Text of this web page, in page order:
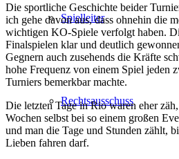
Spielleiter
Rechtsausschuss
Die sportliche Geschichte beider
ich gehe davon aus, dass ohnehin die
wichtigen KO-Spiele verfolgt haben.
Finalspielen klar und deutlich
Gegnern auch zusehends die Kräfte
hohe Frequenz von einem Spiel jeden
Turniers bemerkbar machte.
Die letzten Tage in Rio waren eher
Wochen selbst bei so einem großen
und man die Tage und Stunden zählt,
Lieben fahren darf.